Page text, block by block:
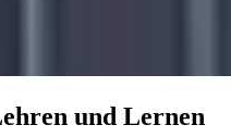
und Lernen